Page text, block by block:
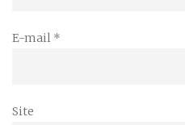
E-mail *
Site